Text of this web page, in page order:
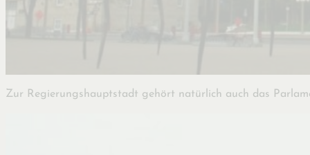
Zur Regierungshauptstadt gehört natürlich auch das